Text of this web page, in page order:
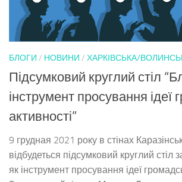
БЛОГИ / НОВИНИ / ХАРКІВСЬКА/
Підсумковий круглий стіл
інструмент просування ідеї
активності”
9 грудная 2021 року в стінах
відбудеться підсумковий круглий стіл
як інструмент просування ідеї